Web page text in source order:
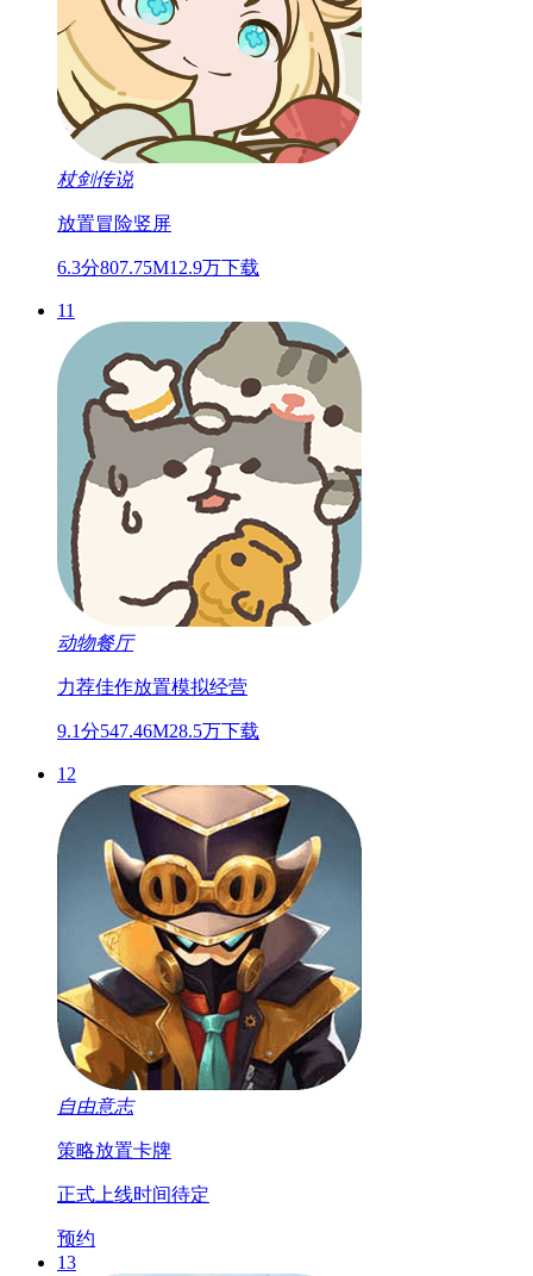
杖剑传说
放置冒险竖屏
6.3分807.75M12.9万下载
11
动物餐厅
力荐佳作放置模拟经营
9.1分547.46M28.5万下载
12
自由意志
策略放置卡牌
正式上线时间待定
预约
13